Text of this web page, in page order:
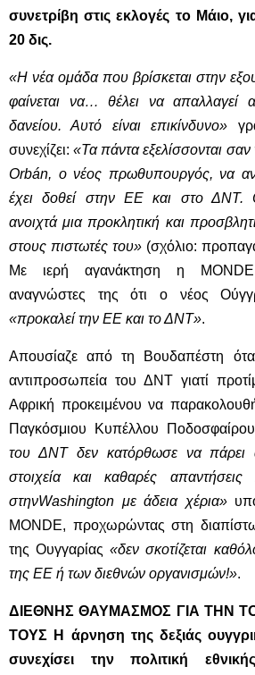
συνετρίβη στις εκλογές το Μάιο,
20 δις.
«Η νέα ομάδα που βρίσκεται στην
φαίνεται να… θέλει να
δανείου. Αυτό είναι επικίνδυνο»
συνεχίζει:«Τα πάντα εξελίσσονται
Orbán, ο νέος πρωθυπουργός, να
έχει δοθεί στην ΕΕ και στο ΔΝΤ.
ανοιχτά μια προκλητική και
στους πιστωτές του» (σχόλιο:
Με ιερή αγανάκτηση η
αναγνώστες της ότι ο νέος
«προκαλεί την ΕΕ και το ΔΝΤ».
Απουσίαζε από τη Βουδαπέστη
αντιπροσωπεία του ΔΝΤ γιατί
Αφρική προκειμένου να
Παγκόσμιου Κυπέλλου
του ΔΝΤ δεν κατόρθωσε να πάρει
στοιχεία και καθαρές απαντήσεις
στηνWashington με άδεια χέρια»
MONDE, προχωρώντας στη
της Ουγγαρίας«δεν σκοτίζεται
της ΕΕ ή των διεθνών οργανισμών!».
ΔΙΕΘΝΗΣ ΘΑΥΜΑΣΜΟΣ ΓΙΑ ΤΗΝ
ΤΟΥΣ Η άρνηση της δεξιάς
συνεχίσει την πολιτική